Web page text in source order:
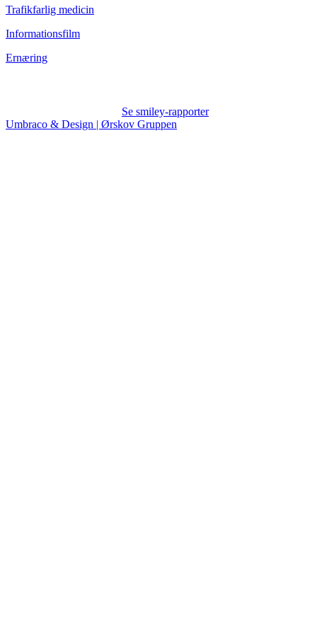
Trafikfarlig medicin
Informationsfilm
Ernæring
Se smiley-rapporter
Umbraco & Design | Ørskov Gruppen